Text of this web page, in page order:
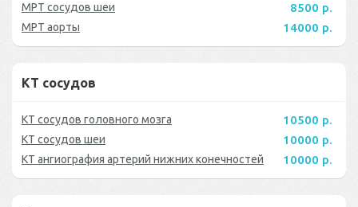
МРТ сосудов шеи 8500 р.
МРТ аорты 14000 р.
КТ сосудов
КТ сосудов головного мозга 10500 р.
КТ сосудов шеи 10000 р.
КТ ангиография артерий нижних конечностей 10000 р.